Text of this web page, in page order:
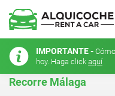
IMPORTANTE -
hoy. Haga click aquí
Recorre Málaga